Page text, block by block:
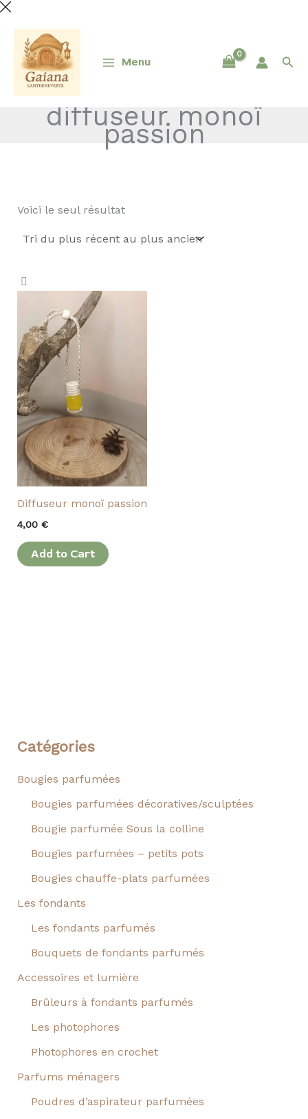
Aller
contenu
Menu
diffuseur monoï
passion
Voici le seul résultat
Diffuseur monoï passion
4,00 €
Add to Cart
Catégories
Bougies parfumées
Bougies parfumées décoratives/sculptées
Bougie parfumée Sous la colline
Bougies parfumées – petits pots
Bougies chauffe-plats parfumées
Les fondants
Les fondants parfumés
Bouquets de fondants parfumés
Accessoires et lumière
Brûleurs à fondants parfumés
Les photophores
Photophores en crochet
Parfums ménagers
Poudres d’aspirateur parfumées